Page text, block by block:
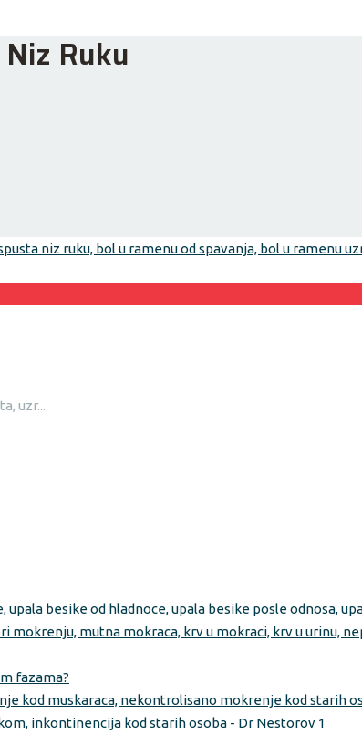
Ruku
uzr...
fazama?